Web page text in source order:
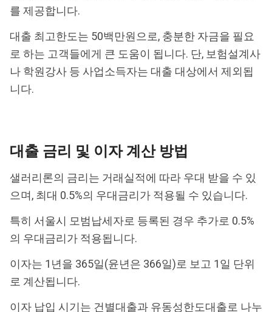
를 제공합니다.
대출 최고한도는 50백만원으로, 충분한 자금을 필요
로 하는 고객들에게 큰 도움이 됩니다. 단, 보험설계사
나 학원강사 등 사업소득자는 대출 대상에서 제외됩
니다.
대출 금리 및 이자 계산 방법
샐러리론의 금리는 거래실적에 따라 우대 받을 수 있
으며, 최대 0.5%의 우대금리가 적용될 수 있습니다.
특히 서울시 모범납세자로 등록된 경우 추가로 0.5%
의 우대금리가 적용됩니다.
이자는 1년을 365일(윤년은 366일)로 보고 1일 단위
로 계산됩니다.
이자 납입 시기는 건별대출과 유동성한도대출로 나누